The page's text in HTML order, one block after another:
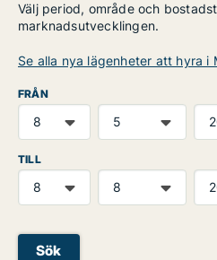
Välj period, område och
marknadsutvecklingen.
Se alla nya lägenheter att hyra i
FRÅN
TILL
Sök